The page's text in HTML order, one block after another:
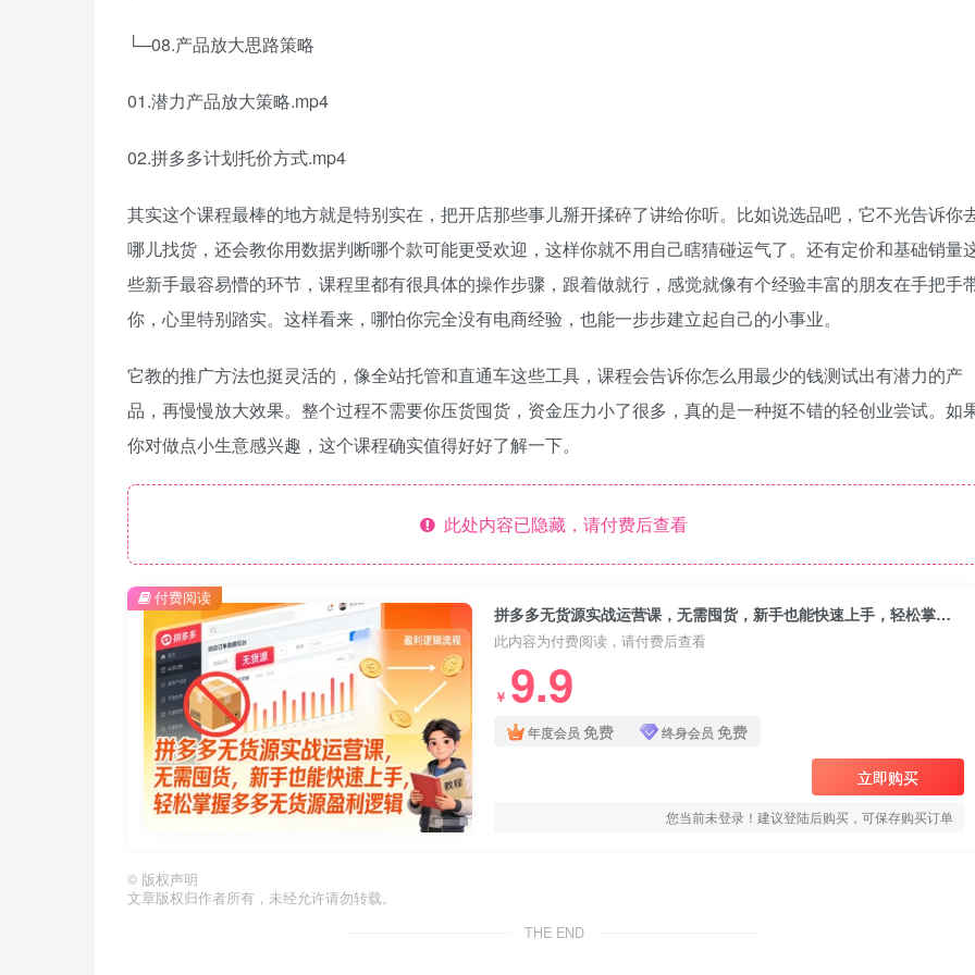
└─08.产品放大思路策略
01.潜力产品放大策略.mp4
02.拼多多计划托价方式.mp4
其实这个课程最棒的地方就是特别实在，把开店那些事儿掰开揉碎了讲给你听。比如说选品吧，它不光告诉你
哪儿找货，还会教你用数据判断哪个款可能更受欢迎，这样你就不用自己瞎猜碰运气了。还有定价和基础销量
些新手最容易懵的环节，课程里都有很具体的操作步骤，跟着做就行，感觉就像有个经验丰富的朋友在手把手
你，心里特别踏实。这样看来，哪怕你完全没有电商经验，也能一步步建立起自己的小事业。
它教的推广方法也挺灵活的，像全站托管和直通车这些工具，课程会告诉你怎么用最少的钱测试出有潜力的产
品，再慢慢放大效果。整个过程不需要你压货囤货，资金压力小了很多，真的是一种挺不错的轻创业尝试。如
你对做点小生意感兴趣，这个课程确实值得好好了解一下。
此处内容已隐藏，请付费后查看
拼多多无货源实战运营课，无需囤货，新手也能快速上手，轻松掌握多多无货源盈利逻辑
此内容为付费阅读，请付费后查看
￥ 9.9
年度会员 免费 终身会员 免费
立即购买
您当前未登录！建议登陆后购买，可保存购买订单
付费阅读
© 版权声明
文章版权归作者所有，未经允许请勿转载。
THE END